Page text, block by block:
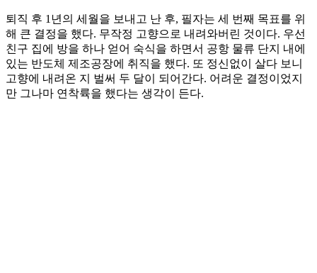
퇴직 후 1년의 세월을 보내고 난 후, 필자는 세 번째 목표를 위
해 큰 결정을 했다. 무작정 고향으로 내려와버린 것이다. 우선
친구 집에 방을 하나 얻어 숙식을 하면서 공항 물류 단지 내에
있는 반도체 제조공장에 취직을 했다. 또 정신없이 살다 보니
고향에 내려온 지 벌써 두 달이 되어간다. 어려운 결정이었지
만 그나마 연착륙을 했다는 생각이 든다.